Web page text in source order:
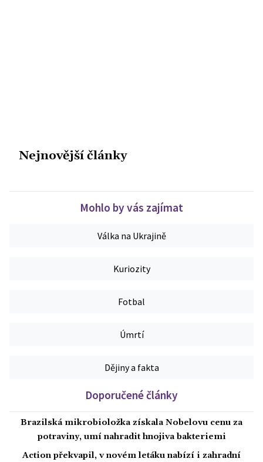
Nejnovější články
Mohlo by vás zajímat
Válka na Ukrajině
Kuriozity
Fotbal
Úmrtí
Dějiny a fakta
Doporučené články
Brazilská mikrobioložka získala Nobelovu cenu za
potraviny, umí nahradit hnojiva bakteriemi
Action překvapil, v novém letáku nabízí i zahradní